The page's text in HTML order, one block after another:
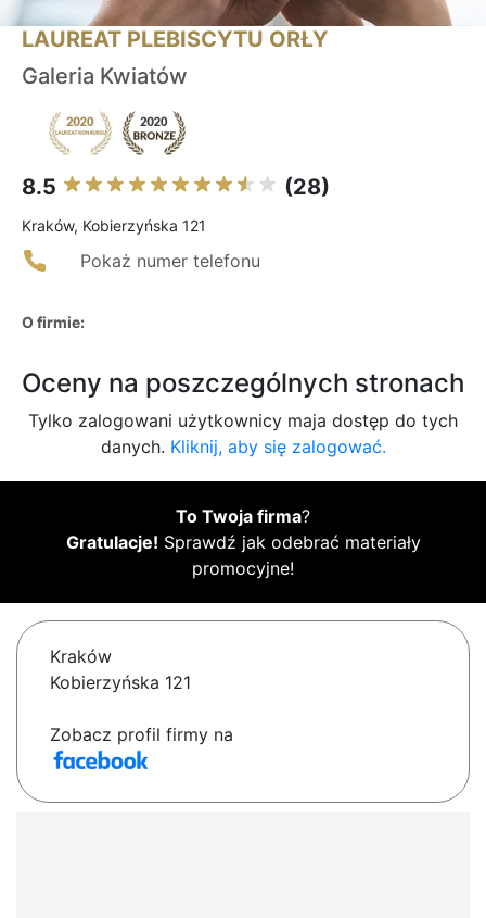
LAUREAT PLEBISCYTU ORŁY
Galeria Kwiatów
8.5 (28)
Kraków, Kobierzyńska 121
Pokaż numer telefonu
O firmie:
Oceny na poszczególnych stronach
Tylko zalogowani użytkownicy maja dostęp do tych
danych. Kliknij, aby się zalogować.
To Twoja firma?
Gratulacje! Sprawdź jak odebrać materiały
promocyjne!
Kraków
Kobierzyńska 121
Zobacz profil firmy na